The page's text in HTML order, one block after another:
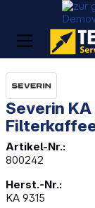
Severin
Artikel-Nr.:
800242
Herst.-Nr.:
KA 9315